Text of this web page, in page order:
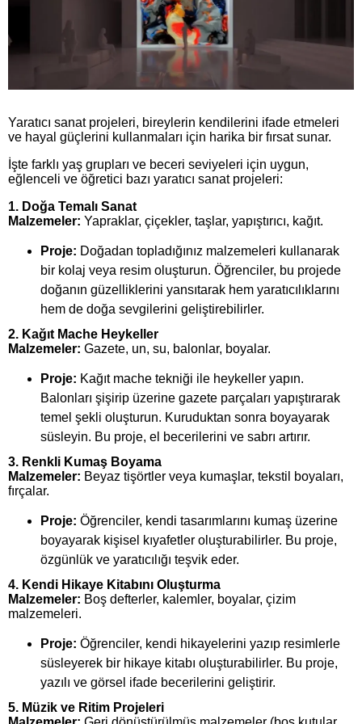
Yaratıcı sanat projeleri, bireylerin kendilerini ifade etmeleri
ve hayal güçlerini kullanmaları için harika bir fırsat sunar.
İşte farklı yaş grupları ve beceri seviyeleri için uygun,
eğlenceli ve öğretici bazı yaratıcı sanat projeleri:
1. Doğa Temalı Sanat
Malzemeler: Yapraklar, çiçekler, taşlar, yapıştırıcı, kağıt.
Proje: Doğadan topladığınız malzemeleri kullanarak
bir kolaj veya resim oluşturun. Öğrenciler, bu projede
doğanın güzelliklerini yansıtarak hem yaratıcılıklarını
hem de doğa sevgilerini geliştirebilirler.
2. Kağıt Mache Heykeller
Malzemeler: Gazete, un, su, balonlar, boyalar.
Proje: Kağıt mache tekniği ile heykeller yapın.
Balonları şişirip üzerine gazete parçaları yapıştırarak
temel şekli oluşturun. Kuruduktan sonra boyayarak
süsleyin. Bu proje, el becerilerini ve sabrı artırır.
3. Renkli Kumaş Boyama
Malzemeler: Beyaz tişörtler veya kumaşlar, tekstil boyaları,
fırçalar.
Proje: Öğrenciler, kendi tasarımlarını kumaş üzerine
boyayarak kişisel kıyafetler oluşturabilirler. Bu proje,
özgünlük ve yaratıcılığı teşvik eder.
4. Kendi Hikaye Kitabını Oluşturma
Malzemeler: Boş defterler, kalemler, boyalar, çizim
malzemeleri.
Proje: Öğrenciler, kendi hikayelerini yazıp resimlerle
süsleyerek bir hikaye kitabı oluşturabilirler. Bu proje,
yazılı ve görsel ifade becerilerini geliştirir.
5. Müzik ve Ritim Projeleri